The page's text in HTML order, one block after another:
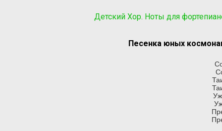
Детский Хор. Ноты для
Песенка юных